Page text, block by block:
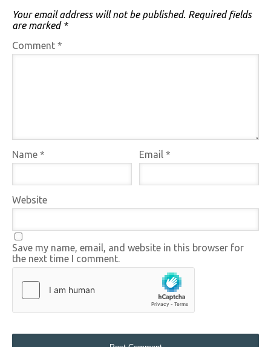
Your email address will not be published. Required fields
are marked *
Comment *
Name * Email*
Website
Save my name, email, and website in this browser for
the next time I comment.